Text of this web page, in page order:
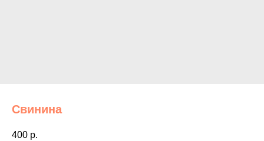
Свинина
400 р.